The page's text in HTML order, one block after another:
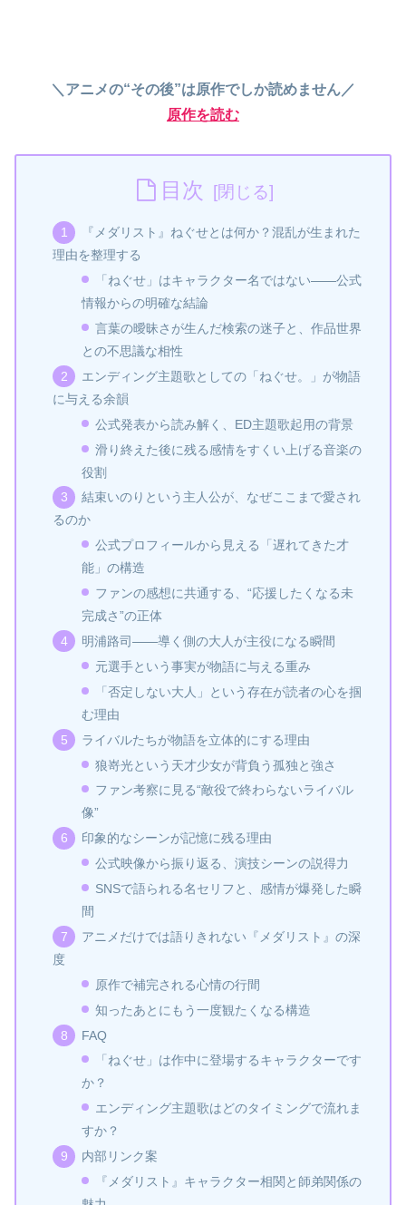
＼アニメの“その後”は原作でしか読めません／
原作を読む
目次
『メダリスト』ねぐせとは何か？混乱が生まれた
理由を整理する
「ねぐせ」はキャラクター名ではない――公式
情報からの明確な結論
言葉の曖昧さが生んだ検索の迷子と、作品世界
との不思議な相性
エンディング主題歌としての「ねぐせ。」が物語
に与える余韻
公式発表から読み解く、ED主題歌起用の背景
滑り終えた後に残る感情をすくい上げる音楽の
役割
結束いのりという主人公が、なぜここまで愛され
るのか
公式プロフィールから見える「遅れてきた才
能」の構造
ファンの感想に共通する、“応援したくなる未
完成さ”の正体
明浦路司――導く側の大人が主役になる瞬間
元選手という事実が物語に与える重み
「否定しない大人」という存在が読者の心を掴
む理由
ライバルたちが物語を立体的にする理由
狼嵜光という天才少女が背負う孤独と強さ
ファン考察に見る“敵役で終わらないライバル
像”
印象的なシーンが記憶に残る理由
公式映像から振り返る、演技シーンの説得力
SNSで語られる名セリフと、感情が爆発した瞬
間
アニメだけでは語りきれない『メダリスト』の深
度
原作で補完される心情の行間
知ったあとにもう一度観たくなる構造
FAQ
「ねぐせ」は作中に登場するキャラクターです
か？
エンディング主題歌はどのタイミングで流れま
すか？
内部リンク案
『メダリスト』キャラクター相関と師弟関係の